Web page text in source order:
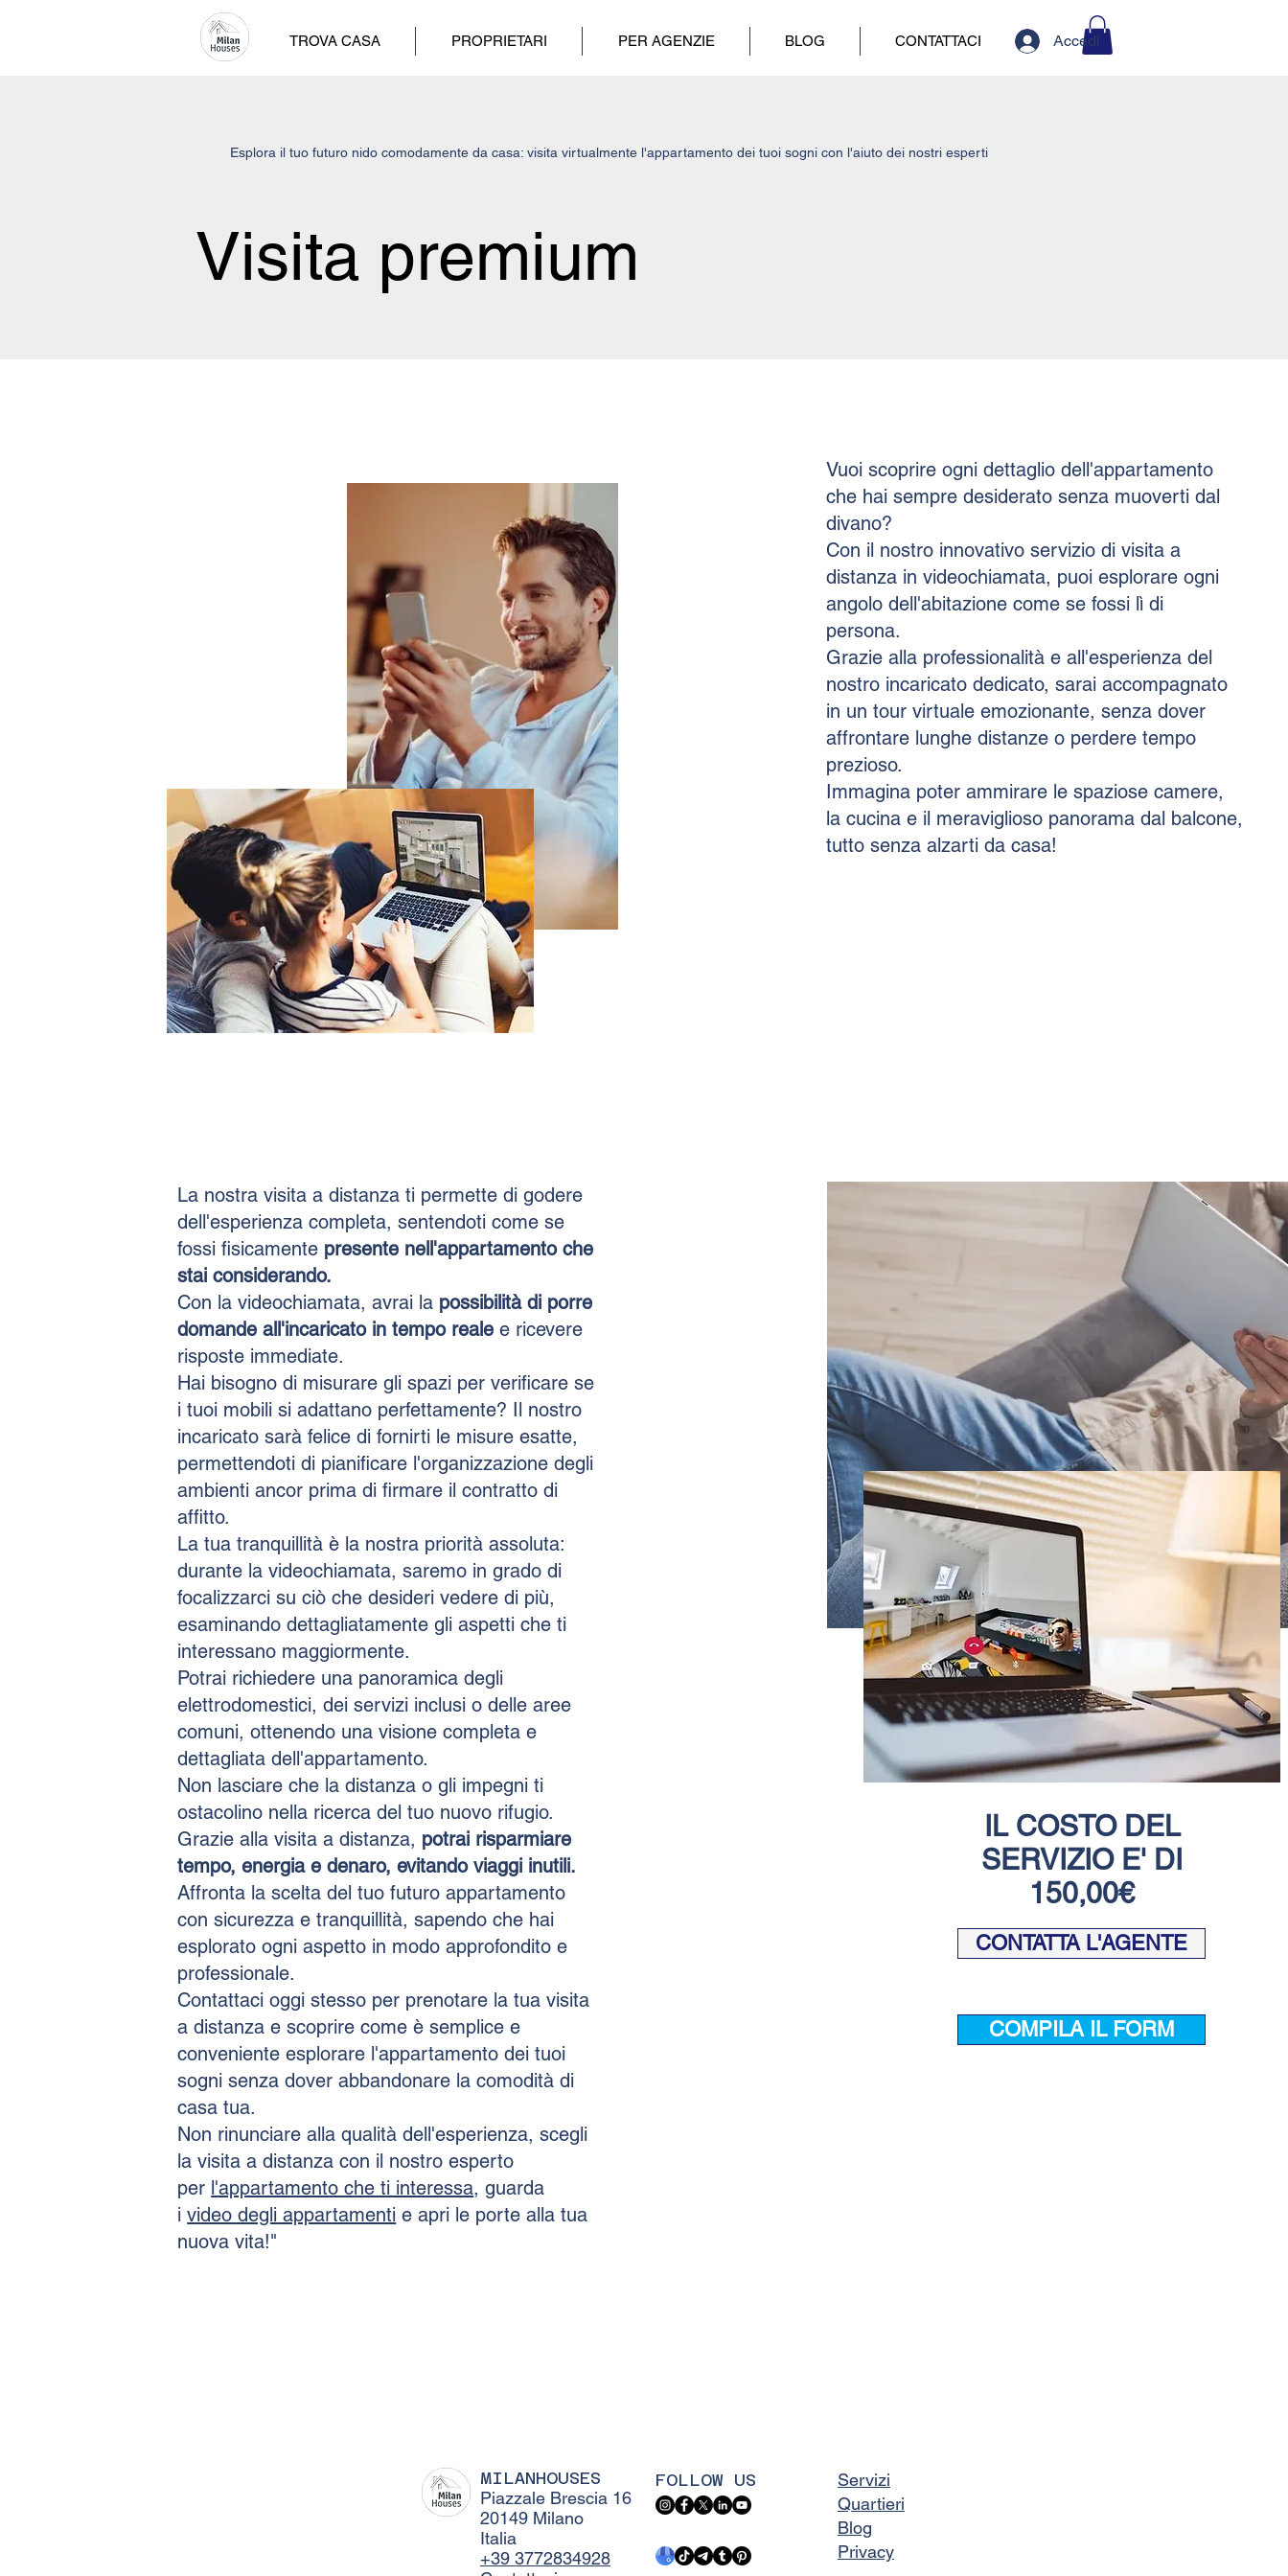
TROVA CASA PROPRIETARI PER AGENZIE BLOG CONTATTACI Accedi
Esplora il tuo futuro nido comodamente da casa: visita virtualmente l'appartamento dei tuoi sogni con l'aiuto dei nostri esperti
Visita premium
Vuoi scoprire ogni dettaglio dell'appartamento
che hai sempre desiderato senza muoverti dal
divano?
Con il nostro innovativo servizio di visita a
distanza in videochiamata, puoi esplorare ogni
angolo dell'abitazione come se fossi lì di
persona.
Grazie alla professionalità e all'esperienza del
nostro incaricato dedicato, sarai accompagnato
in un tour virtuale emozionante, senza dover
affrontare lunghe distanze o perdere tempo
prezioso.
Immagina poter ammirare le spaziose camere,
la cucina e il meraviglioso panorama dal balcone,
tutto senza alzarti da casa!
La nostra visita a distanza ti permette di godere
dell'esperienza completa, sentendoti come se
fossi fisicamente presente nell'appartamento che
stai considerando.
Con la videochiamata, avrai la possibilità di porre
domande all'incaricato in tempo reale e ricevere
risposte immediate.
Hai bisogno di misurare gli spazi per verificare se
i tuoi mobili si adattano perfettamente? Il nostro
incaricato sarà felice di fornirti le misure esatte,
permettendoti di pianificare l'organizzazione degli
ambienti ancor prima di firmare il contratto di
affitto.
La tua tranquillità è la nostra priorità assoluta:
durante la videochiamata, saremo in grado di
focalizzarci su ciò che desideri vedere di più,
esaminando dettagliatamente gli aspetti che ti
interessano maggiormente.
Potrai richiedere una panoramica degli
elettrodomestici, dei servizi inclusi o delle aree
comuni, ottenendo una visione completa e
dettagliata dell'appartamento.
Non lasciare che la distanza o gli impegni ti
ostacolino nella ricerca del tuo nuovo rifugio.
Grazie alla visita a distanza, potrai risparmiare
tempo, energia e denaro, evitando viaggi inutili.
Affronta la scelta del tuo futuro appartamento
con sicurezza e tranquillità, sapendo che hai
esplorato ogni aspetto in modo approfondito e
professionale.
Contattaci oggi stesso per prenotare la tua visita
a distanza e scoprire come è semplice e
conveniente esplorare l'appartamento dei tuoi
sogni senza dover abbandonare la comodità di
casa tua.
Non rinunciare alla qualità dell'esperienza, scegli
la visita a distanza con il nostro esperto
per l'appartamento che ti interessa, guarda
ivideo degli appartamenti e apri le porte alla tua
nuova vita!"
​IL COSTO DEL
SERVIZIO E' DI
150,00€
CONTATTA L'AGENTE
COMPILA IL FORM
MILANHOUSES
Piazzale Brescia 16
20149 Milano
Italia
+39 3772834928
FOLLOW US
Servizi
Quartieri
Blog
Privacy